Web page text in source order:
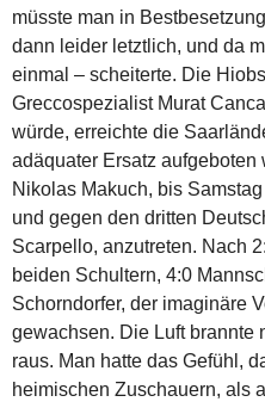
müsste man in
dann leider letztlich, und da
einmal – scheiterte. Die
Greccospezialist Murat
würde, erreichte die
adäquater Ersatz aufgeboten
Nikolas Makuch, bis
und gegen den dritten
Scarpello, anzutreten. Nach
beiden Schultern, 4:0
Schorndorfer, der imaginäre
gewachsen. Die Luft brannte
raus. Man hatte das Gefühl,
heimischen Zuschauern, als